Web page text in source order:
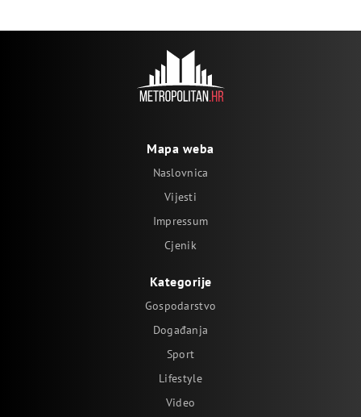
Mapa weba
Naslovnica
Vijesti
Impressum
Cjenik
Kategorije
Gospodarstvo
Događanja
Sport
Lifestyle
Video